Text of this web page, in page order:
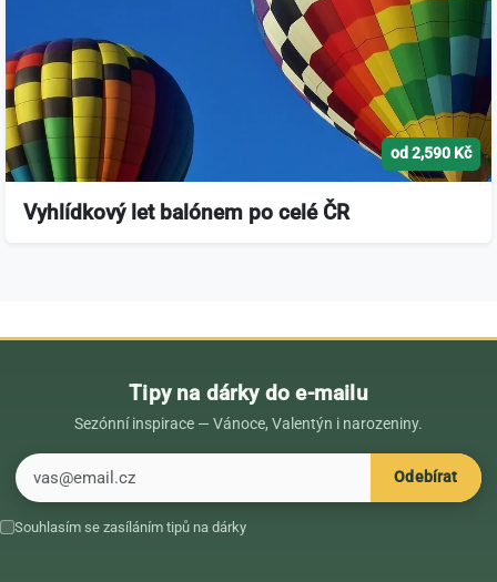
od 2,590 Kč
Vyhlídkový let balónem po celé ČR
Tipy na dárky do e-mailu
Sezónní inspirace — Vánoce, Valentýn i narozeniny.
Odebírat
Souhlasím se zasíláním tipů na dárky